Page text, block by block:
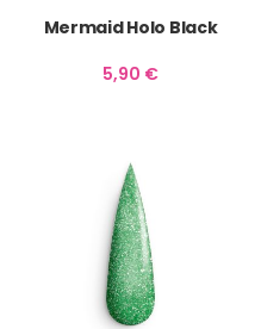
Mermaid Holo Black
5,90 €